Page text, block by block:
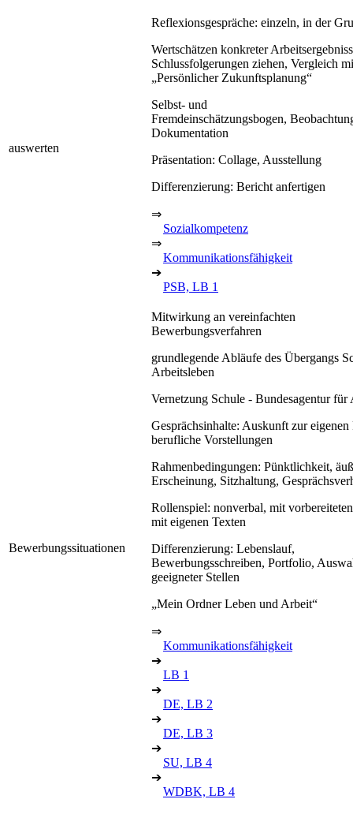
auswerten
Reflexionsgespräche: einzeln, in der
Wertschätzen konkreter
Schlussfolgerungen ziehen, Vergleich
„Persönlicher Zukunftsplanung“
Selbst- und
Fremdeinschätzungsbogen,
Dokumentation
Präsentation: Collage, Ausstellung
Differenzierung: Bericht anfertigen
⇒
Sozialkompetenz
⇒
Kommunikationsfähigkeit
➔
PSB, LB 1
Bewerbungssituationen
Mitwirkung an vereinfachten
Bewerbungsverfahren
grundlegende Abläufe des Übergangs
Arbeitsleben
Vernetzung Schule - Bundesagentur für
Gesprächsinhalte: Auskunft zur eigenen
berufliche Vorstellungen
Rahmenbedingungen: Pünktlichkeit,
Erscheinung, Sitzhaltung,
Rollenspiel: nonverbal, mit
mit eigenen Texten
Differenzierung: Lebenslauf,
Bewerbungsschreiben, Portfolio,
geeigneter Stellen
„Mein Ordner Leben und Arbeit“
⇒
Kommunikationsfähigkeit
➔
LB 1
➔
DE, LB 2
➔
DE, LB 3
➔
SU, LB 4
➔
WDBK, LB 4